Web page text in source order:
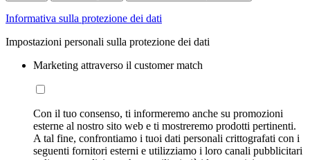
Informativa sulla protezione dei dati
Impostazioni personali sulla protezione dei dati
Marketing attraverso il customer match
Con il tuo consenso, ti informeremo anche su promozioni
esterne al nostro sito web e ti mostreremo prodotti pertinenti.
A tal fine, confrontiamo i tuoi dati personali crittografati con i
seguenti fornitori esterni e utilizziamo i loro canali pubblicitari